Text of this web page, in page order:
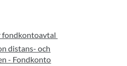
fondkontoavtal
distans- och
- Fondkonto